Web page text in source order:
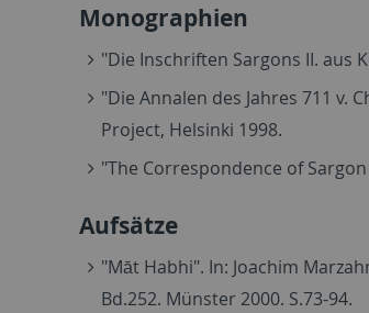
Monographien
"Die Inschriften Sargons II. aus
"Die Annalen des Jahres 711 v.
Project, Helsinki 1998.
"The Correspondence of
Aufsätze
"Māt Habhi". In: Joachim
Bd.252. Münster 2000. S.73-94.